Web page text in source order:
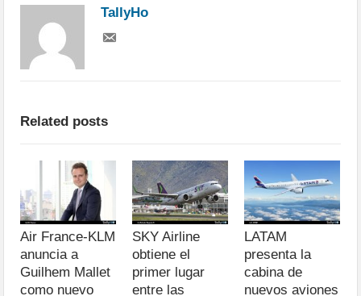
TallyHo
Related posts
Air France-KLM
anuncia a
Guilhem Mallet
como nuevo
SKY Airline
obtiene el
primer lugar
entre las
LATAM
presenta la
cabina de
nuevos aviones